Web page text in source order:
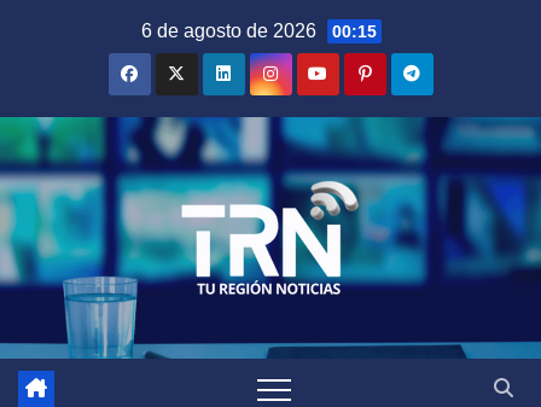
6 de agosto de 2026 00:15